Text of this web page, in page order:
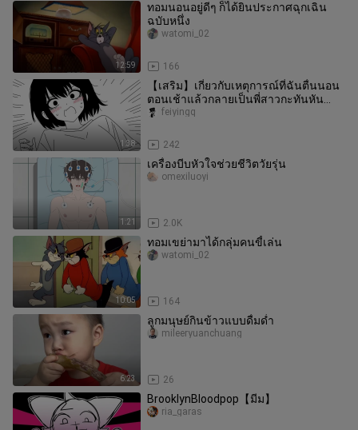
12:59
ทอมนอนอยู่ดีๆ ก็ได้ยินประกาศฉุกเฉิน
ฉบับหนึ่ง
166
watomi_02
1:38
【เสริม】เกี่ยวกับเหตุการณ์ที่ฉันตื่นนอน
ตอนเช้าแล้วกลายเป็นพี่สาวกะทันหัน
(02) (แก้ไข)
242
feiyingq
1:21
เครื่องบีบหัวใจช่วยชีวิตวัยรุ่น
2.0K
omexiluoyi
10:05
ทอมเขย่ามาได้กลุ่มคนขี้เล่น
164
watomi_02
6:23
ลูกมนุษย์กินข้าวแบบดื่มด่ำ
26
mileeryuanchuang
BrooklynBloodpop【มีม】
ria_garas